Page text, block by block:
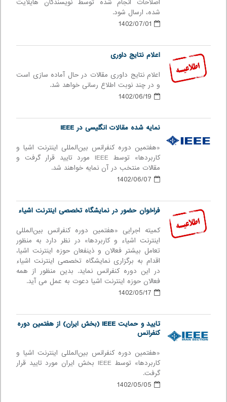
اصلاحات انجام شده توسط نویسندگان هایلایت
شده، ارسال شود.
1402/07/01
اعلام نتایج داوری
اعلام نتایج داوری مقالات در حال آماده سازی است
و در چند نوبت اطلاع رسانی خواهد شد.
1402/06/19
نمایه شده مقالات انگلیسی در IEEE
«هفتمین دوره كنفرانس بین‌المللی اينترنت اشيا و
كاربردها» توسط IEEE مورد تایید قرار گرفت و
مقالات منتخب در آن نمایه خواهند شد.
1402/06/07
فراخوان حضور در نمایشگاه تخصصی اینترنت اشیاء
کمیته اجرایی «هفتمین دوره كنفرانس بین‌المللی
اينترنت اشياء و كاربردها» در نظر دارد به ‌منظور
تعامل بیشتر فعالان و ذینفعان حوزه اینترنت اشیا،
اقدام به برگزاری نمایشگاه تخصصی اینترنت اشیاء
در این دوره کنفرانس نماید. بدین منظور از همه
فعالان حوزه اینترنت اشیا دعوت به عمل می آید.
1402/05/17
تایید و حمایت IEEE (بخش ایران) از هفتمین دوره
كنفرانس
«هفتمین دوره كنفرانس بین‌المللی اينترنت اشيا و
كاربردها» توسط IEEE بخش ایران مورد تایید قرار
گرفت.
1402/05/05